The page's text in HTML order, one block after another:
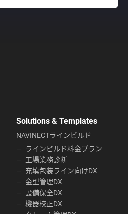
Solutions & Templates
NAVINECTラインビルド
ラインビルド料金プラン
工場業務診断
充填包装ライン向けDX
金型管理DX
設備保全DX
機器校正DX